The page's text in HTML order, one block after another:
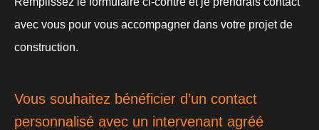
avec vous pour vous accompagner dans votre projet de
construction.
Vous souhaitez bénéficier d’un contact
personnalisé avec un intervenant agréé